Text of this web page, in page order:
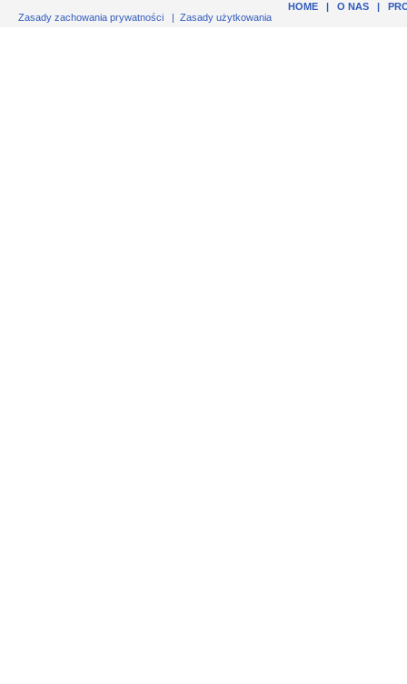
HOME| O NAS|
Zasady zachowania prywatności | Zasady użytkowania